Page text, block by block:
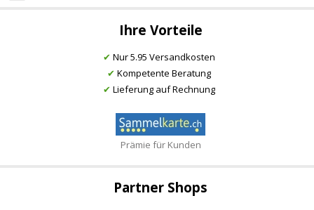
Ihre Vorteile
✔ Nur 5.95 Versandkosten
✔ Kompetente Beratung
✔ Lieferung auf Rechnung
Prämie für Kunden
Partner Shops